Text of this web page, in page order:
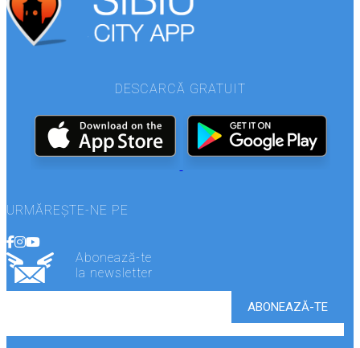
DESCARCĂ GRATUIT
URMĂREȘTE-NE PE
Abonează-te
la newsletter